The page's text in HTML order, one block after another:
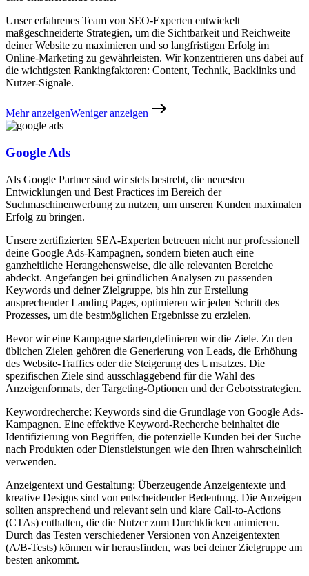
Unser erfahrenes Team von SEO-Experten entwickelt
maßgeschneiderte Strategien, um die Sichtbarkeit und Reichweite
deiner Website zu maximieren und so langfristigen Erfolg im
Online-Marketing zu gewährleisten. Wir konzentrieren uns dabei auf
die wichtigsten Rankingfaktoren: Content, Technik, Backlinks und
Nutzer-Signale.
Mehr anzeigenWeniger anzeigen
Google Ads
Als Google Partner sind wir stets bestrebt, die neuesten
Entwicklungen und Best Practices im Bereich der
Suchmaschinenwerbung zu nutzen, um unseren Kunden maximalen
Erfolg zu bringen.
Unsere zertifizierten SEA-Experten betreuen nicht nur professionell
deine Google Ads-Kampagnen, sondern bieten auch eine
ganzheitliche Herangehensweise, die alle relevanten Bereiche
abdeckt. Angefangen bei gründlichen Analysen zu passenden
Keywords und deiner Zielgruppe, bis hin zur Erstellung
ansprechender Landing Pages, optimieren wir jeden Schritt des
Prozesses, um die bestmöglichen Ergebnisse zu erzielen.
Bevor wir eine Kampagne starten,definieren wir die Ziele. Zu den
üblichen Zielen gehören die Generierung von Leads, die Erhöhung
des Website-Traffics oder die Steigerung des Umsatzes. Die
spezifischen Ziele sind ausschlaggebend für die Wahl des
Anzeigenformats, der Targeting-Optionen und der Gebotsstrategien.
Keywordrecherche: Keywords sind die Grundlage von Google Ads-
Kampagnen. Eine effektive Keyword-Recherche beinhaltet die
Identifizierung von Begriffen, die potenzielle Kunden bei der Suche
nach Produkten oder Dienstleistungen wie den Ihren wahrscheinlich
verwenden.
Anzeigentext und Gestaltung: Überzeugende Anzeigentexte und
kreative Designs sind von entscheidender Bedeutung. Die Anzeigen
sollten ansprechend und relevant sein und klare Call-to-Actions
(CTAs) enthalten, die die Nutzer zum Durchklicken animieren.
Durch das Testen verschiedener Versionen von Anzeigentexten
(A/B-Tests) können wir herausfinden, was bei deiner Zielgruppe am
besten ankommt.